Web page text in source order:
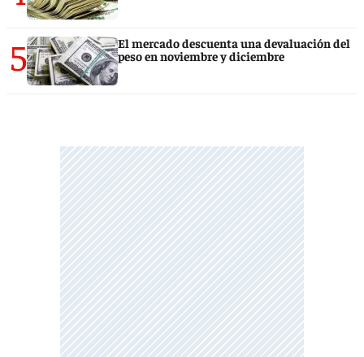
5
El mercado descuenta una devaluación del
peso en noviembre y diciembre